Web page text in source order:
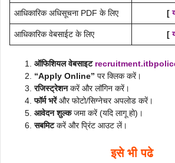
आधिकारिक अधिसूचना PDF के लिए [
आधिकारिक वेबसाईट के लिए [
ऑफिशियल वेबसाइट
“Apply Online” पर क्लिक करें।
रजिस्ट्रेशनकरें और लॉगिन करें।
फॉर्म भरेंऔर फोटो/सिग्नेचर अपलोड करें।
आवेदन शुल्कजमा करें (यदि लागू हो)।
सबमिटकरें और प्रिंट आउट लें।
इसे भी पढे